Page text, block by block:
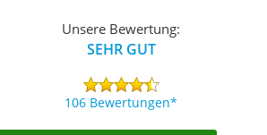
Unsere Bewertung:
SEHR GUT
106 Bewertungen